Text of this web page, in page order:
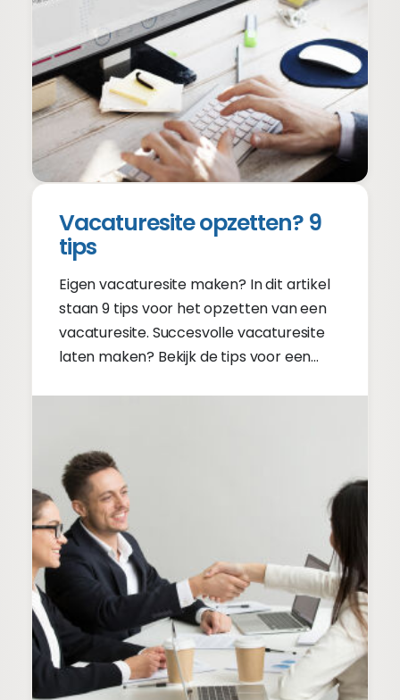
Vacaturesite opzetten? 9
tips
Eigen vacaturesite maken? In dit artikel
staan 9 tips voor het opzetten van een
vacaturesite. Succesvolle vacaturesite
laten maken? Bekijk de tips voor een